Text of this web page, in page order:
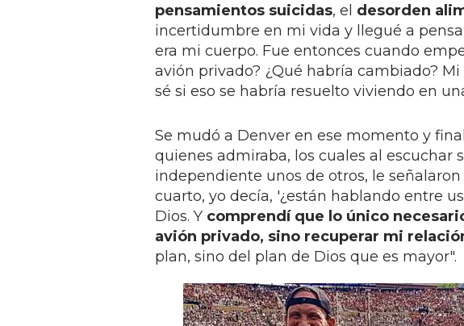
pensamientos suicidas, el desorden
incertidumbre en mi vida y llegué a
era mi cuerpo. Fue entonces cuando
avión privado? ¿Qué habría cambiado?
sé si eso se habría resuelto viviendo en
Se mudó a Denver en ese momento y
quienes admiraba, los cuales al escuchar
independiente unos de otros, le
cuarto, yo decía, '¿están hablando entre
Dios. Y comprendí que lo único
avión privado, sino recuperar mi
plan, sino del plan de Dios que es mayor".